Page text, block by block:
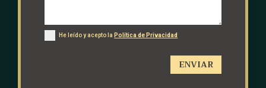
He leído y acepto la Política de Privacidad
ENVIAR